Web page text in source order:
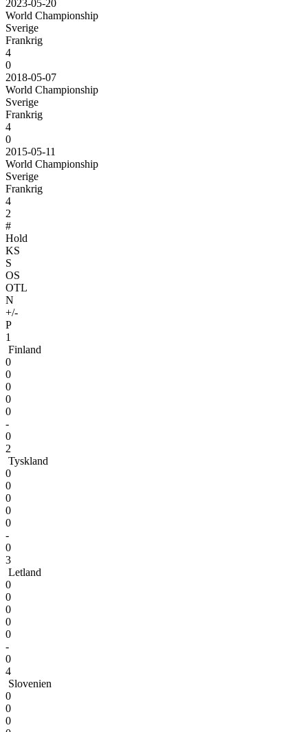
2023-05-20
World Championship
Sverige
Frankrig
4
0
2018-05-07
World Championship
Sverige
Frankrig
4
0
2015-05-11
World Championship
Sverige
Frankrig
4
2
#
Hold
KS
S
OS
OTL
N
+/-
P
1
Finland
0
0
0
0
0
-
0
2
Tyskland
0
0
0
0
0
-
0
3
Letland
0
0
0
0
0
-
0
4
Slovenien
0
0
0